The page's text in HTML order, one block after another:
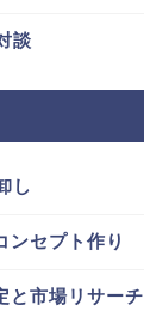
談
し
ンセプト作り
と市場リサーチ